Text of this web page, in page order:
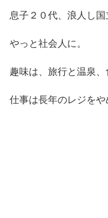
息子２０代、浪人し国
やっと社会人に。
趣味は、旅行と温泉、
仕事は長年のレジをや